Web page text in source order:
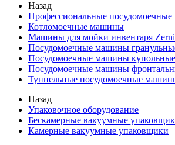
Назад
Профессиональные
Котломоечные машины
Машины для мойки инвентаря
Посудомоечные машины
Посудомоечные машины купольные
Посудомоечные машины
Туннельные посудомоечные
Назад
Упаковочное оборудование
Бескамерные вакуумные
Камерные вакуумные упаковщики